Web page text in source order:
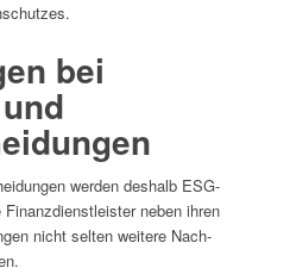
bei
werden deshalb ESG-
neben ihren
nicht selten weitere Nach-